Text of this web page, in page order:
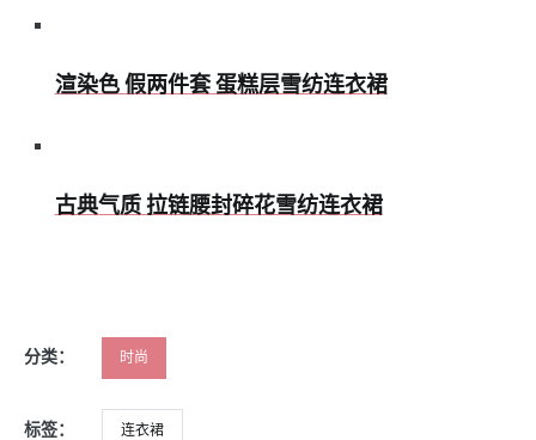
渲染色 假两件套 蛋糕层雪纺连衣裙
古典气质 拉链腰封碎花雪纺连衣裙
分类： 时尚
标签： 连衣裙